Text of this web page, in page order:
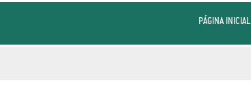
PÁGINA INICIAL